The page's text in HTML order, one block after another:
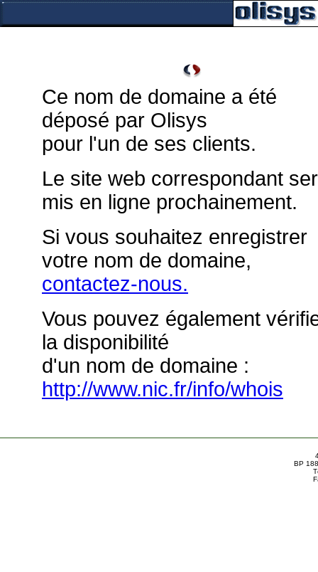
Ce nom de domaine a été
déposé par Olisys
pour l'un de ses clients.
Le site web correspondant
mis en ligne prochainement.
Si vous souhaitez enregistrer
votre nom de domaine,
contactez-nous.
Vous pouvez également
la disponibilité
d'un nom de domaine :
http://www.nic.fr/info/whois
BP